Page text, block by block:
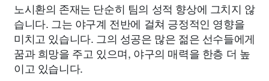
노시환의 존재는 단순히 팀의 성적 향상에 그치지 않
습니다. 그는 야구계 전반에 걸쳐 긍정적인 영향을
미치고 있습니다. 그의 성공은 많은 젊은 선수들에게
꿈과 희망을 주고 있으며, 야구의 매력을 한층 더 높
이고 있습니다.